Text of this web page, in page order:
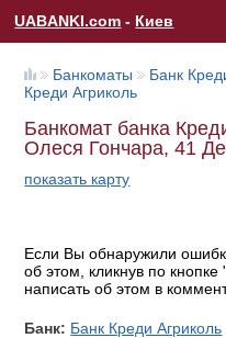
UABANKI.com - Киев
Банкоматы Банк
Креди Агриколь
Банкомат банка
Олеся Гончара, 41
показать карту
Если Вы обнаружили
об этом, кликнув по
написать об этом в
Банк: Банк Креди Агриколь